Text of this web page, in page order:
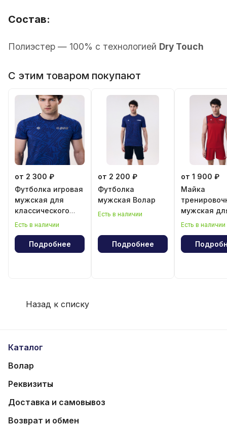
Состав:
Полиэстер — 100% с технологией Dry Touch
С этим товаром покупают
от 2 300 ₽
Футболка игровая
мужская для
классического
волейбола
Есть в наличии
Подробнее
от 2 200 ₽
Футболка
мужская Волар
Есть в наличии
Подробнее
от 1 900 ₽
Майка
мужская
Есть в наличии
Назад к списку
Каталог
Волар
Реквизиты
Доставка и самовывоз
Возврат и обмен